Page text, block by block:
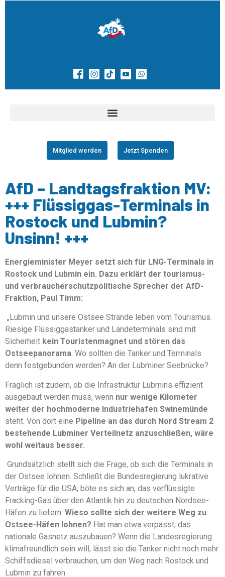
Mitglied werden Jetzt Spenden
AfD – Landtagsfraktion MV:
+++ Flüssiggas-Terminals in
Rostock und Lubmin?
Unsinn! +++
Energieminister Meyer setzt sich für LNG-Terminals in
Rostock und Lubmin ein. Dazu erklärt der tourismus-
und verbraucherschutzpolitische Sprecher der AfD-
Fraktion, Paul Timm:
„Lubmin und unsere Ostsee Strände leben vom Tourismus.
Riesige Flüssiggastanker und Landeterminals sind mit
Sicherheit kein Touristenmagnet und stören das
Ostseepanorama. Wo sollten die Tanker und Terminals
denn festgebunden werden? An der Lubminer Seebrücke?
Fraglich ist zudem, ob die Infrastruktur Lubmins effizient
ausgebaut werden muss, wenn nur wenige Kilometer
weiter der hochmoderne Industriehafen Swinemünde
steht. Von dort eine Pipeline an das durch Nord Stream 2
bestehende Lubminer Verteilnetz anzuschließen, wäre
wohl weitaus besser.
Grundsätzlich stellt sich die Frage, ob sich die Terminals in
der Ostsee lohnen. Schließt die Bundesregierung lukrative
Verträge für die USA, böte es sich an, das verflüssigte
Fracking-Gas über den Atlantik hin zu deutschen Nordsee-
Häfen zu liefern. Wieso sollte sich der weitere Weg zu
Ostsee-Häfen lohnen? Hat man etwa verpasst, das
nationale Gasnetz auszubauen? Wenn die Landesregierung
klimafreundlich sein will, lässt sie die Tanker nicht noch mehr
Schiffsdiesel verbrauchen, um den Weg nach Rostock und
Lubmin zu fahren.